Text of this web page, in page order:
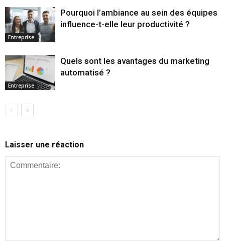
Entreprise
Pourquoi l’ambiance au sein des équipes
influence-t-elle leur productivité ?
Entreprise
Quels sont les avantages du marketing
automatisé ?
Laisser une réaction